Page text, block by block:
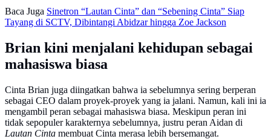
Baca Juga Sinetron “Lautan Cinta” dan “Sebening Cinta” Siap
Tayang di SCTV, Dibintangi Abidzar hingga Zoe Jackson
Brian kini menjalani kehidupan sebagai
mahasiswa biasa
Cinta Brian juga diingatkan bahwa ia sebelumnya sering berperan
sebagai CEO dalam proyek-proyek yang ia jalani. Namun, kali ini ia
mengambil peran sebagai mahasiswa biasa. Meskipun peran ini
tidak sepopuler karakternya sebelumnya, justru peran Aidan di
Lautan Cinta membuat Cinta merasa lebih bersemangat.